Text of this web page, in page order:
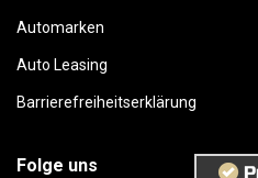
Automarken
Auto Leasing
Barrierefreiheitserklärung
Folge uns